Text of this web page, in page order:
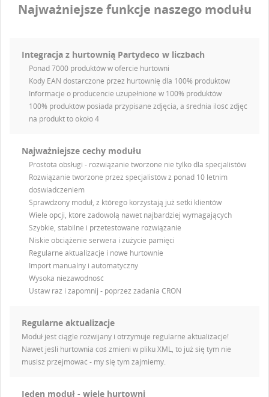
Najważniejsze funkcje naszego modułu
Integracja z hurtownią Partydeco w liczbach
Ponad 7000 produktów w ofercie hurtowni
Kody EAN dostarczone przez hurtownię dla 100% produktów
Informacje o producencie uzupełnione w 100% produktów
100% produktów posiada przypisane zdjęcia, a średnia ilość zdjęć
na produkt to około 4
Najważniejsze cechy modułu
Prostota obsługi - rozwiązanie tworzone nie tylko dla specjalistów
Rozwiązanie tworzone przez specjalistów z ponad 10 letnim
doświadczeniem
Sprawdzony moduł, z którego korzystają już setki klientów
Wiele opcji, które zadowolą nawet najbardziej wymagających
Szybkie, stabilne i przetestowane rozwiązanie
Niskie obciążenie serwera i zużycie pamięci
Regularne aktualizacje i nowe hurtownie
Import manualny i automatyczny
Wysoka niezawodność
Ustaw raz i zapomnij - poprzez zadania CRON
Regularne aktualizacje
Moduł jest ciągle rozwijany i otrzymuje regularne aktualizacje!
Nawet jeśli hurtownia coś zmieni w pliku XML, to już się tym nie
musisz przejmować - my się tym zajmiemy.
Jeden moduł - wiele hurtowni